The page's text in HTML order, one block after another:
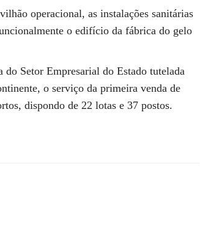
operacional, as instalações sanitárias
o edifício da fábrica do gelo
Setor Empresarial do Estado tutelada
o serviço da primeira venda de
dispondo de 22 lotas e 37 postos.